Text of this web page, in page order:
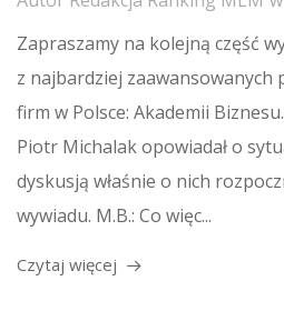
Zapraszamy na kolejną część
z najbardziej
firm w Polsce: Akademii
Piotr Michalak opowiadał o
dyskusją właśnie o nich
wywiadu. M.B.: Co więc...
Czytaj więcej